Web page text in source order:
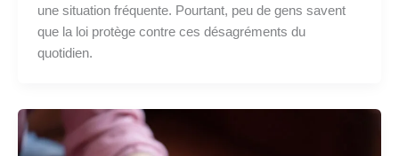
une situation fréquente. Pourtant, peu de gens savent
que la loi protège contre ces désagréments du
quotidien.